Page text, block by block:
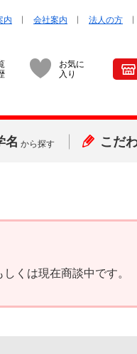
内 会社案内 法人の方
お気に
入り
名 から探す こだ
くは現在商談中です。